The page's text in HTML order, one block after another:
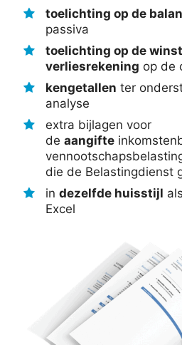
toelichting op de
passiva
toelichting op de
verliesrekening op de
kengetallen ter
analyse
extra bijlagen voor
de aangifte
die de Belastingdienst
in dezelfde huisstijl
Excel